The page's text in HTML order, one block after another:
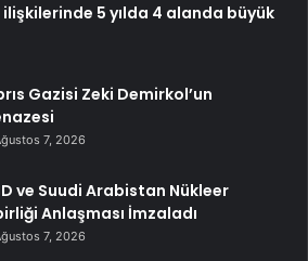
ilişkilerinde 5 yılda 4 alanda büyük
Gazisi Zeki Demirkol’un
7, 2026
ve Suudi Arabistan Nükleer
Anlaşması İmzaladı
7, 2026